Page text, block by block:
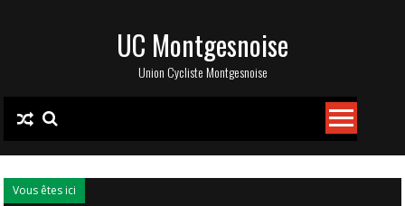
UC Montgesnoise
Union Cycliste Montgesnoise
Vous êtes ici